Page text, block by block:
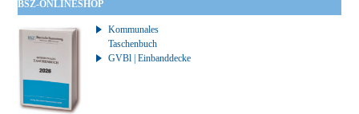
BSZ-ONLINESHOP
Kommunales
Taschenbuch
GVBl | Einbanddecke